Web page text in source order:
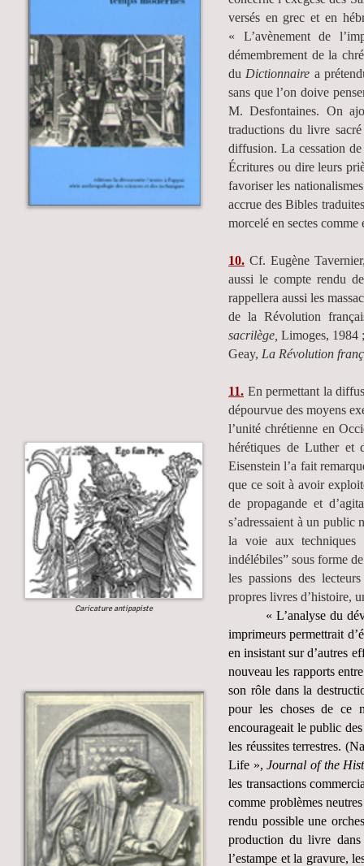
versés en grec et en
« L’avènement de
démembrement de la
du Dictionnaire a
sans que l’on doive
M. Desfontaines. On
traductions du livre
diffusion. La cessation
Écritures ou dire leurs
favoriser les
accrue des Bibles
morcelé en sectes
10. Cf. Eugène
aussi le compte rendu
rappellera aussi les
de la Révolution
sacrilège, Limoges,
Geay, La Révolution
11. En permettant la
dépourvue des moyens
l’unité chrétienne en
hérétiques de Luther et
Eisenstein l’a fait
que ce soit à avoir
de propagande et
s’adressaient à un
la voie aux techniques
indélébiles” sous forme
les passions des
propres livres d’histoire,
« L’analyse du
imprimeurs permettrait
en insistant sur d’autres
nouveau les rapports
son rôle dans la
pour les choses de ce
encourageait le public
les réussites terrestres.
Life »,Journal of the
les transactions
comme problèmes
rendu possible une
production du livre
l’estampe et la gravure,
Caricature antipapiste